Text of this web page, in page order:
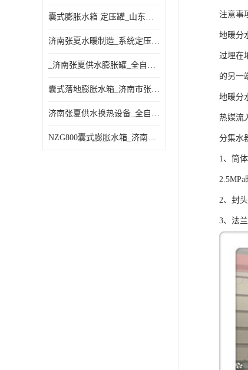
囊式膨胀水箱 定压罐_山东水龙王设备销售
济南张夏水暖制造_系统定压装置 定压罐
_济南张夏供水膨胀罐_全自动定压排气机组
囊式落地膨胀水箱_济南市张夏水暖器材厂
济南张夏供水换热设备_全自动定压脱气装置
NZG800囊式膨胀水箱_济南张夏设备制造
注意事
地暖分
过埋在
的另一
地暖分
热媒流
分集水
1、筒
2、封
3、法